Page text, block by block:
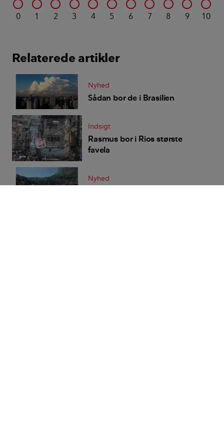
0 1 2 3 4 5 6 7 8 9 10
Relaterede artikler
Nyhed
Sådan bor de i Brasilien
Indsigt
Rasmus bor i Rios største
favela
Nyhed